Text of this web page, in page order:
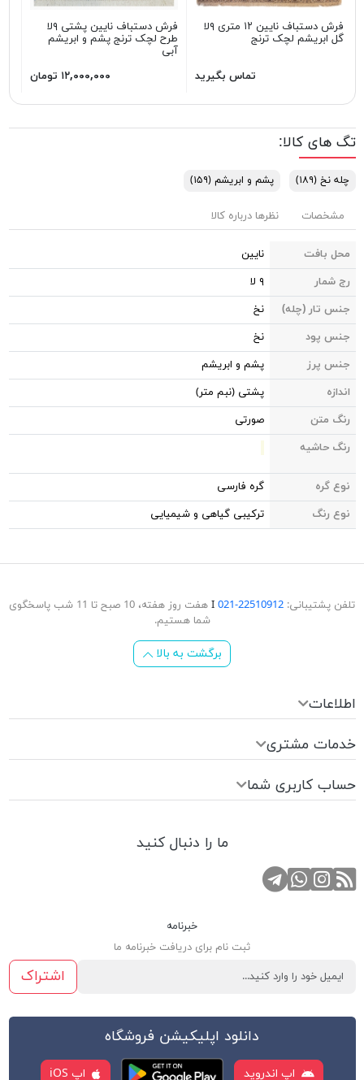
فرش دستباف نایین ۱۲ متری ۹لا
گل ابریشم لچک ترنج
تماس بگیرید
فرش دستباف نایین پشتی ۹لا
طرح لچک ترنج پشم و ابریشم
آبی
۱۲,۰۰۰,۰۰۰ تومان
تگ های کالا:
چله نخ(۱۸۹) پشم و ابریشم(۱۵۹)
مشخصات نظرها درباره کالا
محل بافت
نایین
رج شمار
۹ لا
جنس تار (چله)
نخ
جنس پود
نخ
جنس پرز
پشم و ابریشم
اندازه
پشتی (نبم متر)
رنگ متن
صورتی
رنگ حاشیه
نوع گره
گره فارسی
نوع رنگ
ترکیبی گیاهی و شیمیایی
تلفن پشتیبانی: 22510912-021
هفت روز هفته، 10 صبح تا 11 شب پاسخگوی
شما هستیم.
برگشت به بالا
اطلاعات
خدمات مشتری
حساب کاربری شما
ما را دنبال کنید
RSSصفحه اینستاگرام
تماس با واتس اپ
کانال تلگرام
خبرنامه
ثبت نام برای دریافت خبرنامه ما
اشتراک
دانلود اپلیکیشن فروشگاه
اپ اندروید اپ iOS